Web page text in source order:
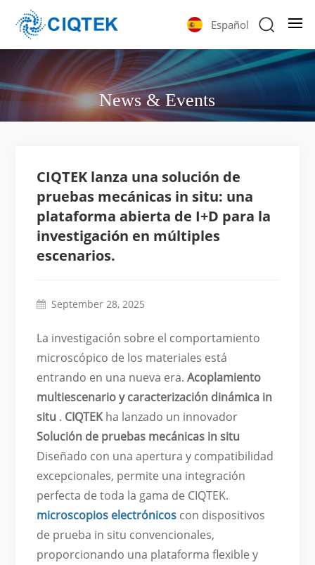
Español
News & Events
CIQTEK lanza una solución de
pruebas mecánicas in situ: una
plataforma abierta de I+D para la
investigación en múltiples
escenarios.
September 28, 2025
La investigación sobre el comportamiento
microscópico de los materiales está
entrando en una nueva era.Acoplamiento
multiescenario y caracterización dinámica in
situ . CIQTEKha lanzado un innovador
Solución de pruebas mecánicas in situ
Diseñado con una apertura y compatibilidad
excepcionales, permite una integración
perfecta de toda la gama de CIQTEK.
microscopios electrónicos con dispositivos
de prueba in situ convencionales,
proporcionando una plataforma flexible y